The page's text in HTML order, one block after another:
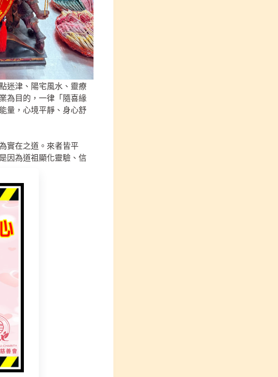
迷津、陽宅風水、靈療
為目的，一律「隨喜緣
量，心境平靜、身心舒
實在之道。來者皆平
因為道祖顯化靈驗、信